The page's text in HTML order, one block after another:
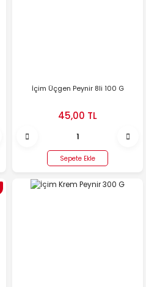
İçim Üçgen Peynir 8li 100 G
45,00 TL
Sepete Ekle